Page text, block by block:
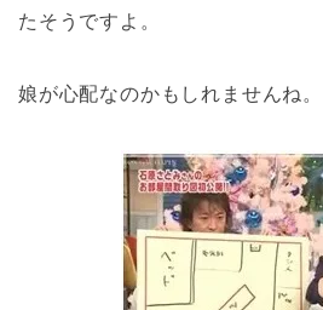
たそうですよ。
娘が心配なのかもしれませんね。